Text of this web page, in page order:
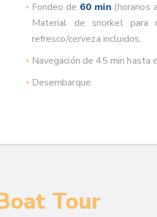
Fondeo de 60 min (horarios
Material de snorkel para
refresco/cerveza incluidos.
Navegación de 45 min hasta
Desembarque.
Tour